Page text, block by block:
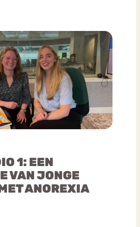
1: EEN
VAN JONGE
ANOREXIA